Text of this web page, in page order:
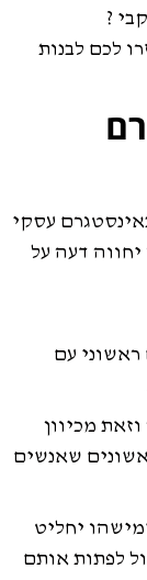
?
לכם לבנות
עסקי
דעה על
עם
מכיוון
שאנשים
יחליט
לפתות אותם